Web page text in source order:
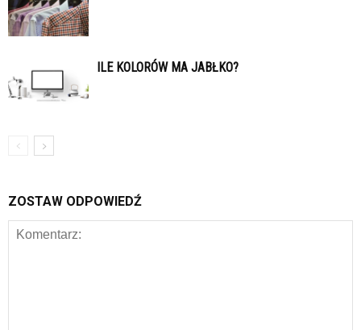
ILE KOLORÓW MA JABŁKO?
ZOSTAW ODPOWIEDŹ